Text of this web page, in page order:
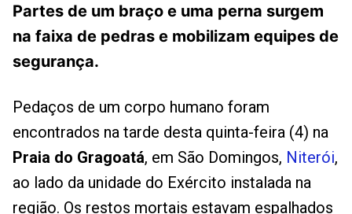
Partes de um braço e uma perna surgem
na faixa de pedras e mobilizam equipes de
segurança.
Pedaços de um corpo humano foram
encontrados na tarde desta quinta-feira (4) na
Praia do Gragoatá, em São Domingos, Niterói,
ao lado da unidade do Exército instalada na
região. Os restos mortais estavam espalhados